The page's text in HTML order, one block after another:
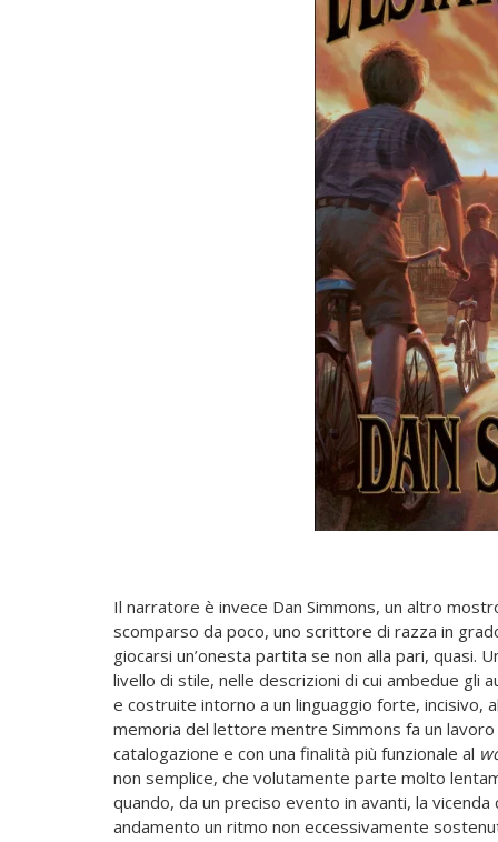
Il narratore è invece Dan Simmons, un altro
scomparso da poco, uno scrittore di razza in
giocarsi un’onesta partita se non alla pari, quasi.
livello di stile, nelle descrizioni di cui ambedue gli
e costruite intorno a un linguaggio forte, incisivo,
memoria del lettore mentre Simmons fa un
catalogazione e con una finalità più funzionale al
non semplice, che volutamente parte molto
quando, da un preciso evento in avanti, la
andamento un ritmo non eccessivamente